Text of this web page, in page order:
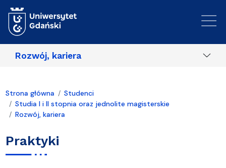
Rozwój, kariera
Strona główna
Studenci
Studia I i II stopnia oraz jednolite magisterskie
Rozwój, kariera
Praktyki